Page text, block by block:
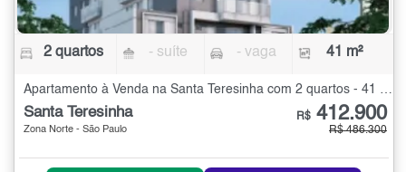
2 quartos - suíte - vaga 41 m²
Santa Teresinha
Zona Norte - São Paulo
R$ 412.900
R$ 486.300